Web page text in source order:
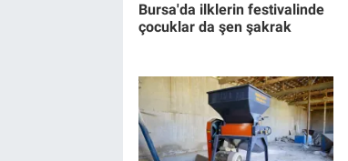
Bursa'da ilklerin festivalinde
çocuklar da şen şakrak